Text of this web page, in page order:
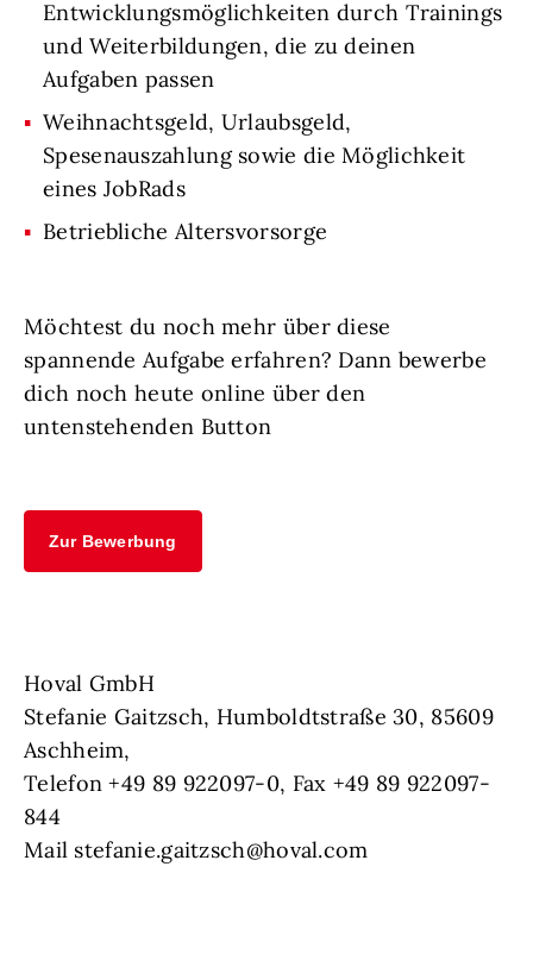
Entwicklungsmöglichkeiten durch Trainings
und Weiterbildungen, die zu deinen
Aufgaben passen
Weihnachtsgeld, Urlaubsgeld,
Spesenauszahlung sowie die Möglichkeit
eines JobRads
Betriebliche Altersvorsorge
Möchtest du noch mehr über diese
spannende Aufgabe erfahren? Dann bewerbe
dich noch heute online über den
untenstehenden Button
Zur Bewerbung
Hoval GmbH
Stefanie Gaitzsch, Humboldtstraße 30, 85609
Aschheim,
Telefon +49 89 922097-0, Fax +49 89 922097-
844
Mail stefanie.gaitzsch@hoval.com